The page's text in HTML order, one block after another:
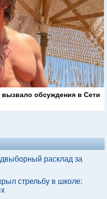
обсуждения в Сети
расклад за
стрельбу в школе: